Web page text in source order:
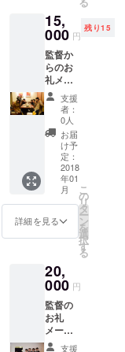
優
SADA
のレア
物CD8
曲入り
プレゼ
ント
15,
000 円
残り15
監督か
らのお
礼メー
ル 監
督、好
きな女
優俳優
のサイ
ン エン
ドロー
ルクレ
ジット
奇跡の
クリス
マス
DVDプ
ト(簡易
パッ
ケージ)
⭐️奇跡の
クリス
マス 特
別抜粋
支援
者：
0人
お届
け予
定：
2018
年01
月
詳細を見る
こ
の
リ
タ
ー
ン
を
選
択
す
る
20,
000 円
監督の
お礼
メール
監督、
支援